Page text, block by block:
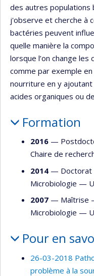
des autres populations
j'observe et cherche à
bactéries peuvent
quelle manière la
lorsque l’on change les
comme par exemple
nourriture en y
acides organiques ou
Formation
2016 —
Chaire de
2014 —
Microbiologie —
2007 — Maîtrise
Microbiologie —
Pour en
26-03-2018
problème à la